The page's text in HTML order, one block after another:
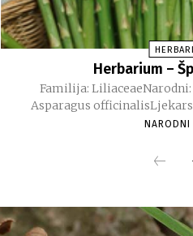
Herbarium –
Familija:
Asparagus
NARODNI